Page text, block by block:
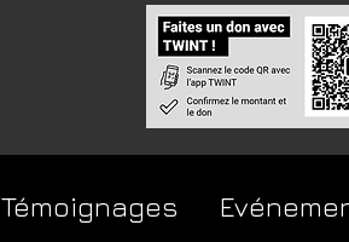
Témoignages